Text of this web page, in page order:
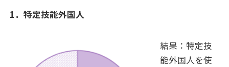
1．特定技能外国人
結果：特定技
能外国人を使